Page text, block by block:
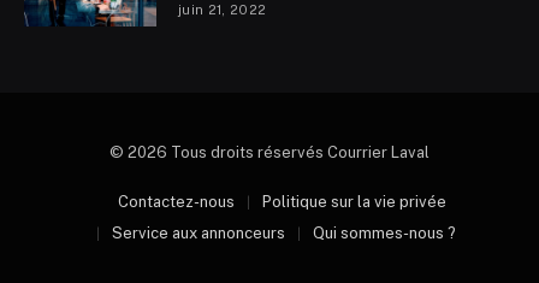
juin 21, 2022
© 2026 Tous droits réservés Courrier Laval
Contactez-nous
Politique sur la vie privée
Service aux annonceurs
Qui sommes-nous ?